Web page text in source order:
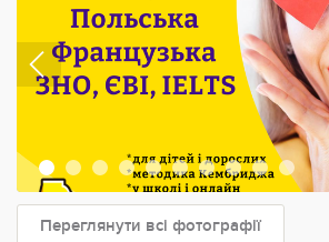
Переглянути всі фотографії